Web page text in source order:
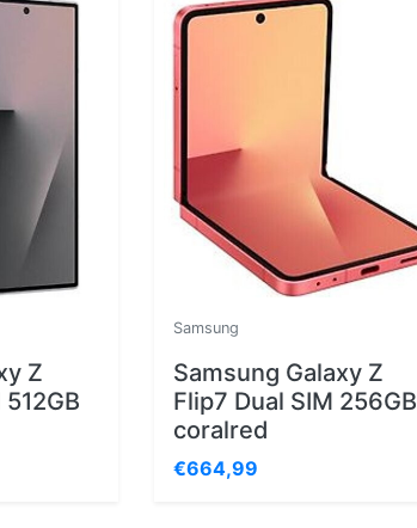
Z
Samsung
Samsung Galaxy Z
Flip7 Dual SIM 256GB
coralred
€664,99